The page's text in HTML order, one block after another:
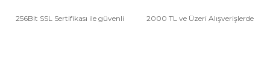
256Bit SSL Sertifikası ile güvenli 2000 TL ve Üzeri Alışverişlerde